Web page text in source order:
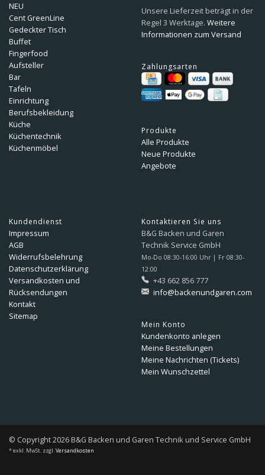
NEU
Cent GreenLine
Gedeckter Tisch
Buffet
Fingerfood
Aufsteller
Bar
Tafeln
Einrichtung
Berufsbekleidung
Küche
Küchentechnik
Küchenmöbel
Unsere Lieferzeit beträgt in der
Regel 3 Werktage. Weitere
Informationen zum Versand
Zahlungsarten
Produkte
Alle Produkte
Neue Produkte
Angebote
Kundendienst
Impressum
AGB
Widerrufsbelehrung
Datenschutzerklärung
Versandkosten und
Rücksendungen
Kontakt
Sitemap
Kontaktieren Sie uns
B&G Backen und Garen
Technik Service GmbH
Mo-Do 08:30-16:00 Uhr | Fr 08:30-
12:00
+43 662 856 777
info@backenundgaren.com
Mein Konto
Kundenkonto anlegen
Meine Bestellungen
Meine Nachrichten (Tickets)
Mein Wunschzettel
© Copyright 2026 B&G Backen und Garen Technik und Service GmbH
* exkl. MwSt. zzgl.Versandkosten